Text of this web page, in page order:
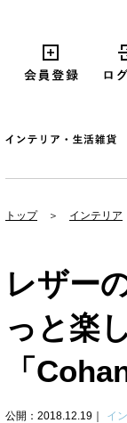
トップ インテリア
レザー
っと楽
「
公開：2018.12.19 イ